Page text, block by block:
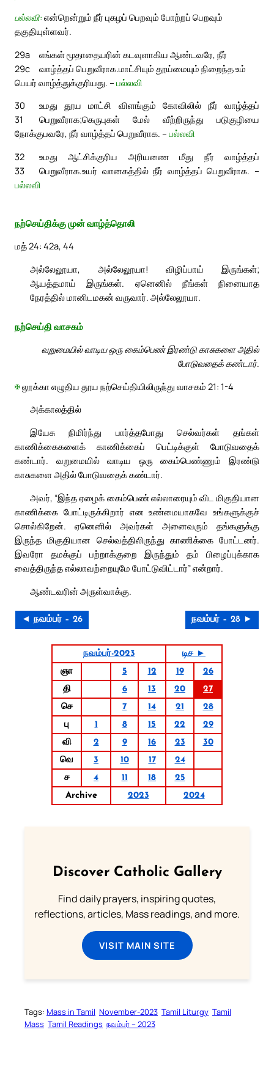
பல்லவி: என்றென்றும் நீர் புகழப் பெறவும் போற்றப் பெறவும்
தகுதியுள்ளவர்.
29a
எங்கள் மூதாதையரின் கடவுளாகிய ஆண்டவரே, நீர்
வாழ்த்தப் பெறுவீராக.
29c
மாட்சியும் தூய்மையும் நிறைந்த உம்
பெயர் வாழ்த்துக்குரியது. – பல்லவி
30
உமது தூய மாட்சி விளங்கும் கோவிலில் நீர் வாழ்த்தப்
பெறுவீராக;
31
கெருபுகள் மேல் வீற்றிருந்து படுகுழியை
நோக்குபவரே, நீர் வாழ்த்தப் பெறுவீராக. – பல்லவி
32
உமது ஆட்சிக்குரிய அரியணை மீது நீர் வாழ்த்தப்
பெறுவீராக.
33
உயர் வானகத்தில் நீர் வாழ்த்தப் பெறுவீராக. –
பல்லவி
நற்செய்திக்கு முன் வாழ்த்தொலி
மத் 24: 42a, 44
அல்லேலூயா, அல்லேலூயா! விழிப்பாய் இருங்கள்;
ஆயத்தமாய் இருங்கள். ஏனெனில் நீங்கள் நினையாத
நேரத்தில் மானிடமகன் வருவார். அல்லேலூயா.
நற்செய்தி வாசகம்
வறுமையில் வாடிய ஒரு கைம்பெண் இரண்டு காசுகளை அதில்
போடுவதைக் கண்டார்.
✠லூக்கா எழுதிய தூய நற்செய்தியிலிருந்து வாசகம் 21: 1-4
அக்காலத்தில்
இயேசு நிமிர்ந்து பார்த்தபோது செல்வர்கள் தங்கள்
காணிக்கைகளைக் காணிக்கைப் பெட்டிக்குள் போடுவதைக்
கண்டார். வறுமையில் வாடிய ஒரு கைம்பெண்ணும் இரண்டு
காசுகளை அதில் போடுவதைக் கண்டார்.
அவர், “இந்த ஏழைக் கைம்பெண் எல்லாரையும் விட மிகுதியான
காணிக்கை போட்டிருக்கிறார் என உண்மையாகவே உங்களுக்குச்
சொல்கிறேன். ஏனெனில் அவர்கள் அனைவரும் தங்களுக்கு
இருந்த மிகுதியான செல்வத்திலிருந்து காணிக்கை போட்டனர்.
இவரோ தமக்குப் பற்றாக்குறை இருந்தும் தம் பிழைப்புக்காக
வைத்திருந்த எல்லாவற்றையுமே போட்டுவிட்டார்” என்றார்.
ஆண்டவரின் அருள்வாக்கு.
◄ நவம்பர் – 26 நவம்பர் – 28 ►
நவம்பர்-2023
டிச ►
ஞா
5 12 19
26
தி
6 13 20
27
செ
7 14 21
28
பு
1 8 15 22
29
வி
2 9 16 23
30
வெ
3 10 17
24
ச
4 11 18
25
Archive
2023 2024
Discover Catholic Gallery
Find daily prayers, inspiring quotes,
reflections, articles, Mass readings, and more.
VISIT MAIN SITE
Tags: Mass in Tamil November-2023 Tamil Liturgy Tamil
Mass Tamil Readings நவம்பர் – 2023